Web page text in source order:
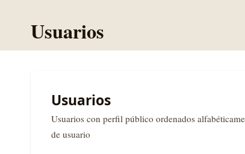
Usuarios
Usuarios
Usuarios con perfil público ordenados
de usuario